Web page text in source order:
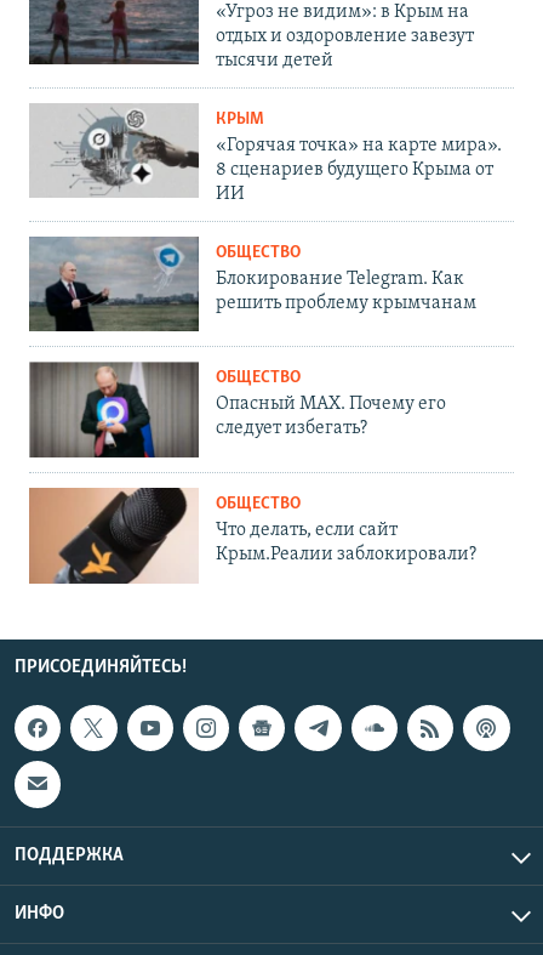
«Угроз не видим»: в Крым на
отдых и оздоровление завезут
тысячи детей
КРЫМ
«Горячая точка» на карте мира».
8 сценариев будущего Крыма от
ИИ
ОБЩЕСТВО
Блокирование Telegram. Как
решить проблему крымчанам
ОБЩЕСТВО
Опасный MAX. Почему его
следует избегать?
ОБЩЕСТВО
Что делать, если сайт
Крым.Реалии заблокировали?
ПРИСОЕДИНЯЙТЕСЬ!
ПОДДЕРЖКА
ИНФО